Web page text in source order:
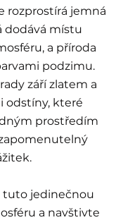
rozprostírá jemná
dodává místu
a příroda
podzimu.
září zlatem a
odstíny, které
prostředím
tuto jedinečnou
a navštivte